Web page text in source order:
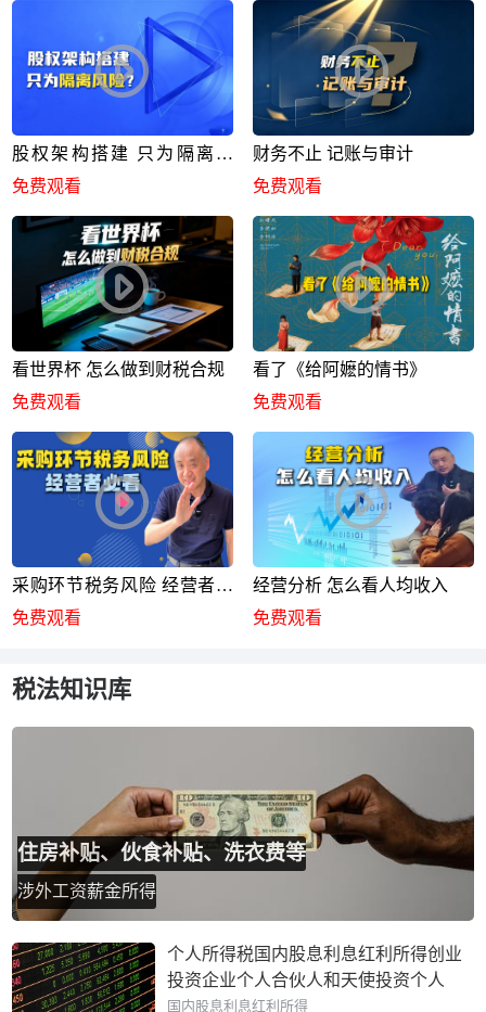
股权架构搭建 只为隔离风
险？
免费观看
财务不止 记账与审计
免费观看
看世界杯 怎么做到财税合规
免费观看
看了《给阿嬷的情书》
免费观看
采购环节税务风险 经营者必
看
免费观看
经营分析 怎么看人均收入
免费观看
税法知识库
住房补贴、伙食补贴、洗衣费等
涉外工资薪金所得
个人所得税国内股息利息红利所得创业
投资企业个人合伙人和天使投资个人
国内股息利息红利所得